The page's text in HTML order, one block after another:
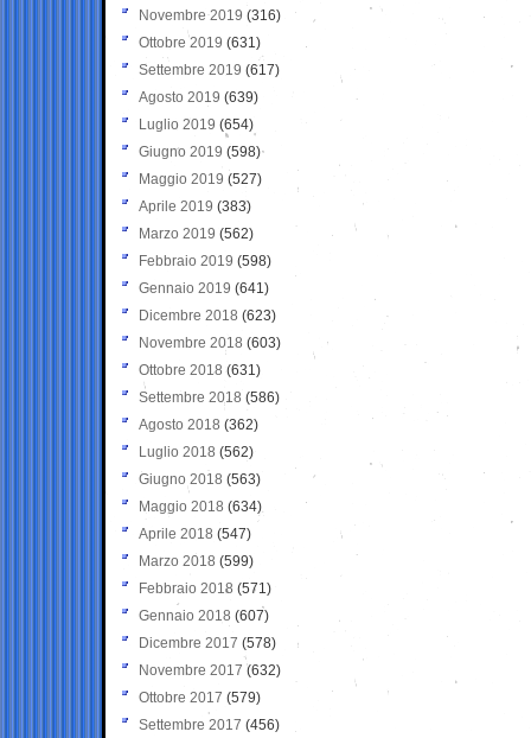
Novembre 2019 (316)
Ottobre 2019 (631)
Settembre 2019 (617)
Agosto 2019 (639)
Luglio 2019 (654)
Giugno 2019 (598)
Maggio 2019 (527)
Aprile 2019 (383)
Marzo 2019 (562)
Febbraio 2019 (598)
Gennaio 2019 (641)
Dicembre 2018 (623)
Novembre 2018 (603)
Ottobre 2018 (631)
Settembre 2018 (586)
Agosto 2018 (362)
Luglio 2018 (562)
Giugno 2018 (563)
Maggio 2018 (634)
Aprile 2018 (547)
Marzo 2018 (599)
Febbraio 2018 (571)
Gennaio 2018 (607)
Dicembre 2017 (578)
Novembre 2017 (632)
Ottobre 2017 (579)
Settembre 2017 (456)